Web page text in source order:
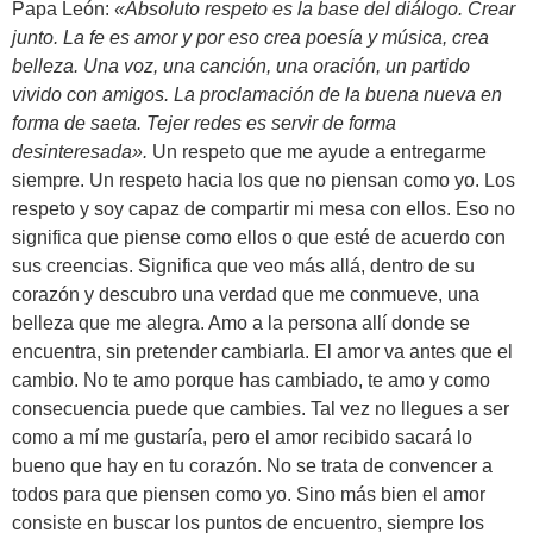
Papa León: «Absoluto respeto es la base del diálogo. Crear
junto. La fe es amor y por eso crea poesía y música, crea
belleza. Una voz, una canción, una oración, un partido
vivido con amigos. La proclamación de la buena nueva en
forma de saeta. Tejer redes es servir de forma
desinteresada». Un respeto que me ayude a entregarme
siempre. Un respeto hacia los que no piensan como yo. Los
respeto y soy capaz de compartir mi mesa con ellos. Eso no
significa que piense como ellos o que esté de acuerdo con
sus creencias. Significa que veo más allá, dentro de su
corazón y descubro una verdad que me conmueve, una
belleza que me alegra. Amo a la persona allí donde se
encuentra, sin pretender cambiarla. El amor va antes que el
cambio. No te amo porque has cambiado, te amo y como
consecuencia puede que cambies. Tal vez no llegues a ser
como a mí me gustaría, pero el amor recibido sacará lo
bueno que hay en tu corazón. No se trata de convencer a
todos para que piensen como yo. Sino más bien el amor
consiste en buscar los puntos de encuentro, siempre los